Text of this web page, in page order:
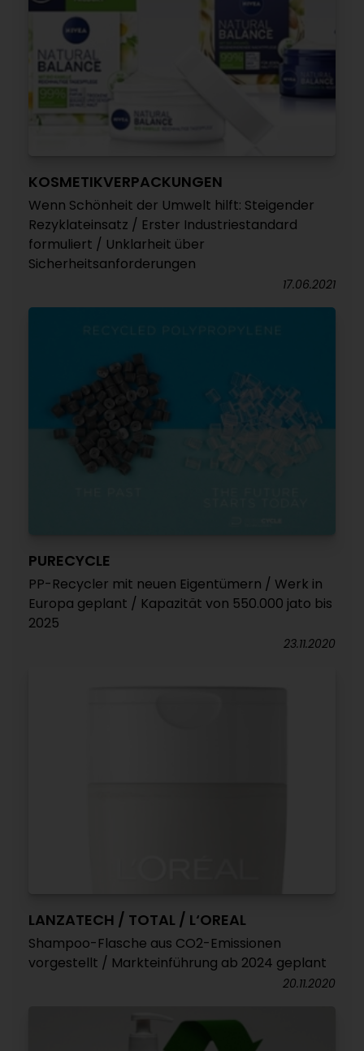
KOSMETIKVERPACKUNGEN
Wenn Schönheit der Umwelt hilft: Steigender
Rezyklateinsatz / Erster Industriestandard
formuliert / Unklarheit über
Sicherheitsanforderungen
17.06.2021
PURECYCLE
PP-Recycler mit neuen Eigentümern / Werk in
Europa geplant / Kapazität von 550.000 jato bis
2025
23.11.2020
LANZATECH / TOTAL / L‘OREAL
Shampoo-Flasche aus CO2-Emissionen
vorgestellt / Markteinführung ab 2024 geplant
20.11.2020